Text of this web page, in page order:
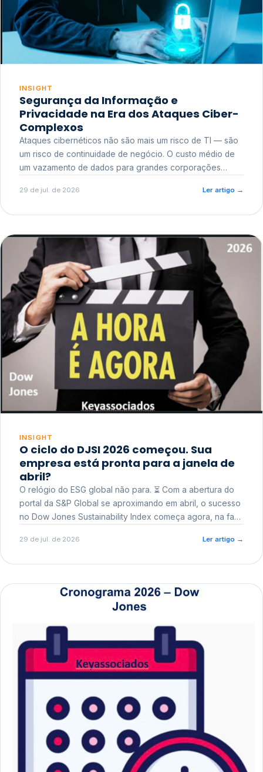
INSIGHT
Segurança da Informação e
Privacidade na Era dos Ataques Ciber-
Complexos
Ataques cibernéticos não são mais um risco de TI — são
um risco de continuidade de negócio. O custo médio de
um vazamento de dados para grandes corporações
reputacional e o risco regulatório junto a órgãos como a
29 de jul. de 2026 Ler artigo →
INSIGHT
O ciclo do DJSI 2026 começou. Sua
empresa está pronta para a janela de
abril?
O relógio do ESG global não para. ⏳ Com a abertura do
portal da S&P Global se aproximando em abril, o sucesso
no Dow Jones Sustainability Index começa agora, na fase
29 de jul. de 2026 Ler artigo →